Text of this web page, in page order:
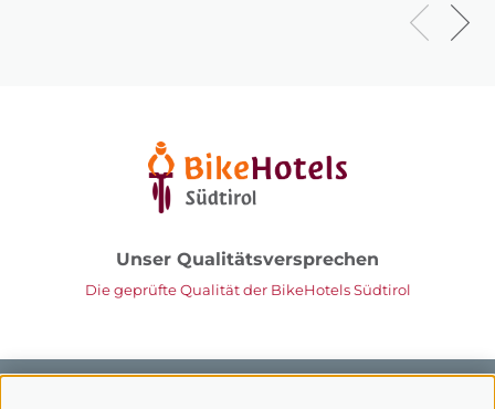
Unser Qualitätsversprechen
Die geprüfte Qualität der BikeHotels Südtirol